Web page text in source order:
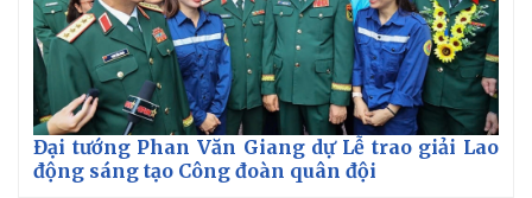
Kinh tế
Thị trường
Đại tướng Phan Văn Giang dự Lễ trao giải Lao
động sáng tạo Công đoàn quân đội